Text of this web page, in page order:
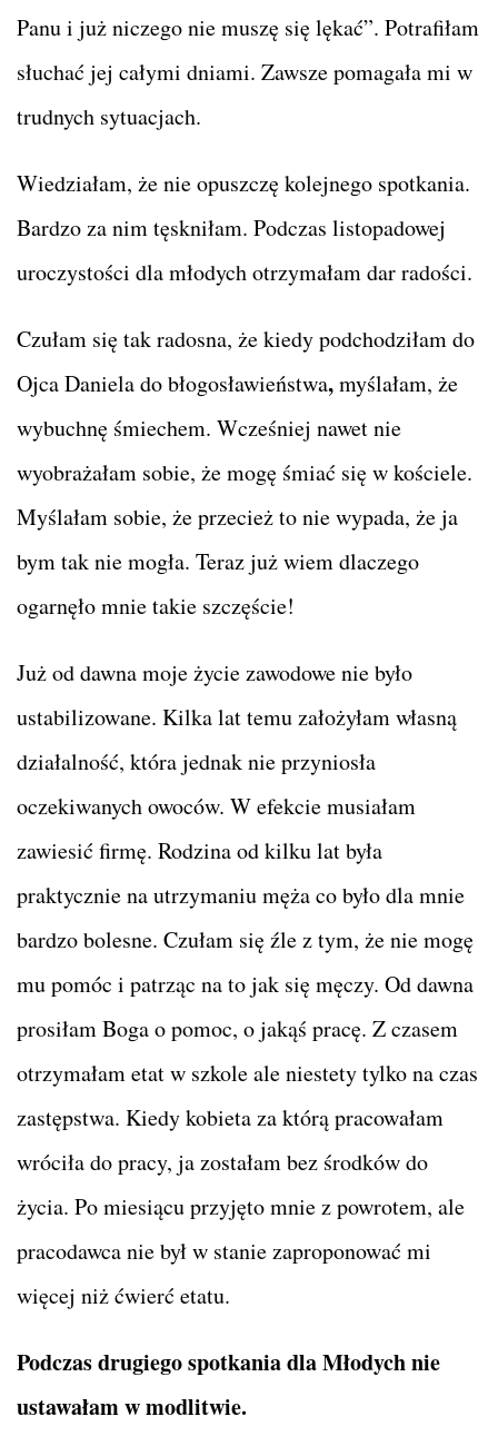
Panu i już niczego nie muszę się lękać”. Potrafiłam
słuchać jej całymi dniami. Zawsze pomagała mi w
trudnych sytuacjach.
Wiedziałam, że nie opuszczę kolejnego spotkania.
Bardzo za nim tęskniłam. Podczas listopadowej
uroczystości dla młodych otrzymałam dar radości.
Czułam się tak radosna, że kiedy podchodziłam do
Ojca Daniela do błogosławieństwa,myślałam, że
wybuchnę śmiechem. Wcześniej nawet nie
wyobrażałam sobie, że mogę śmiać się w kościele.
Myślałam sobie, że przecież to nie wypada, że ja
bym tak nie mogła. Teraz już wiem dlaczego
ogarnęło mnie takie szczęście!
Już od dawna moje życie zawodowe nie było
ustabilizowane. Kilka lat temu założyłam własną
działalność, która jednak nie przyniosła
oczekiwanych owoców. W efekcie musiałam
zawiesić firmę. Rodzina od kilku lat była
praktycznie na utrzymaniu męża co było dla mnie
bardzo bolesne. Czułam się źle z tym, że nie mogę
mu pomóc i patrząc na to jak się męczy. Od dawna
prosiłam Boga o pomoc, o jakąś pracę. Z czasem
otrzymałam etat w szkole ale niestety tylko na czas
zastępstwa. Kiedy kobieta za którą pracowałam
wróciła do pracy, ja zostałam bez środków do
życia. Po miesiącu przyjęto mnie z powrotem, ale
pracodawca nie był w stanie zaproponować mi
więcej niż ćwierć etatu.
Podczas drugiego spotkania dla Młodych nie
ustawałam w modlitwie.